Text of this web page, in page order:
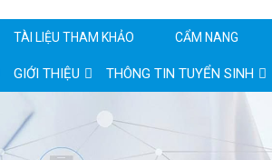
TÀI LIỆU THAM KHẢO CẨM NANG
GIỚI THIỆU THÔNG TIN TUYỂN SINH